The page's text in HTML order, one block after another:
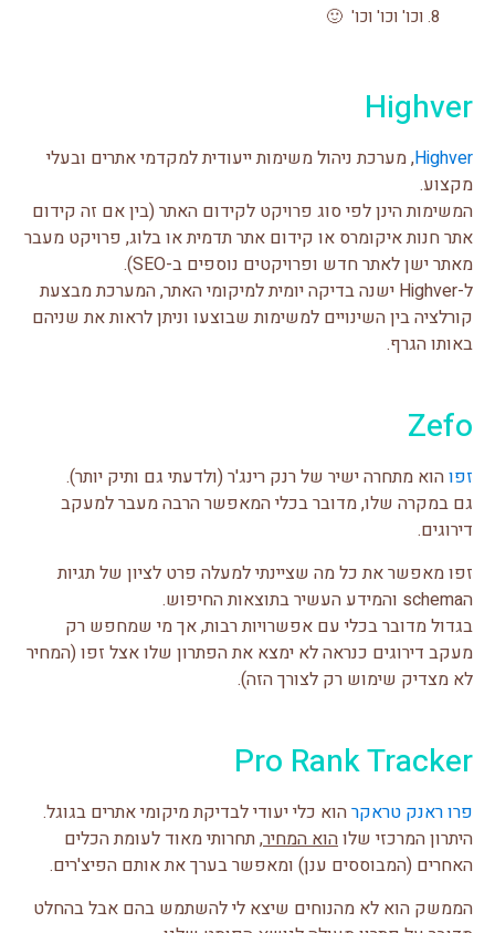
וכו' וכו' וכו' 🙂
Highver
Highver, מערכת ניהול משימות ייעודית למקדמי אתרים ובעלי
מקצוע.
המשימות הינן לפי סוג פרויקט לקידום האתר (בין אם זה קידום
אתר חנות איקומרס או קידום אתר תדמית או בלוג, פרויקט מעבר
מאתר ישן לאתר חדש ופרויקטים נוספים ב-SEO).
ל-Highver ישנה בדיקה יומית למיקומי האתר, המערכת מבצעת
קורלציה בין השינויים למשימות שבוצעו וניתן לראות את שניהם
באותו הגרף.
Zefo
זפוהוא מתחרה ישיר של רנק רינג'ר (ולדעתי גם ותיק יותר).
גם במקרה שלו, מדובר בכלי המאפשר הרבה מעבר למעקב
דירוגים.
זפו מאפשר את כל מה שציינתי למעלה פרט לציון של תגיות
הschema והמידע העשיר בתוצאות החיפוש.
בגדול מדובר בכלי עם אפשרויות רבות, אך מי שמחפש רק
מעקב דירוגים כנראה לא ימצא את הפתרון שלו אצל זפו (המחיר
לא מצדיק שימוש רק לצורך הזה).
Pro Rank Tracker
פרו ראנק טראקרהוא כלי יעודי לבדיקת מיקומי אתרים בגוגל.
היתרון המרכזי שלוהוא המחיר, תחרותי מאוד לעומת הכלים
האחרים (המבוססים ענן) ומאפשר בערך את אותם הפיצ'רים.
הממשק הוא לא מהנוחים שיצא לי להשתמש בהם אבל בהחלט